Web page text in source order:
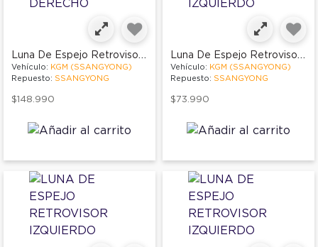
Luna De Espejo Retrovisor Derecho
Vehículo: KGM (SSANGYONG)
Repuesto: SSANGYONG
$148.990
Luna De Espejo Retrovisor Izquierdo
Vehículo: KGM (SSANGYONG)
Repuesto: SSANGYONG
$73.990